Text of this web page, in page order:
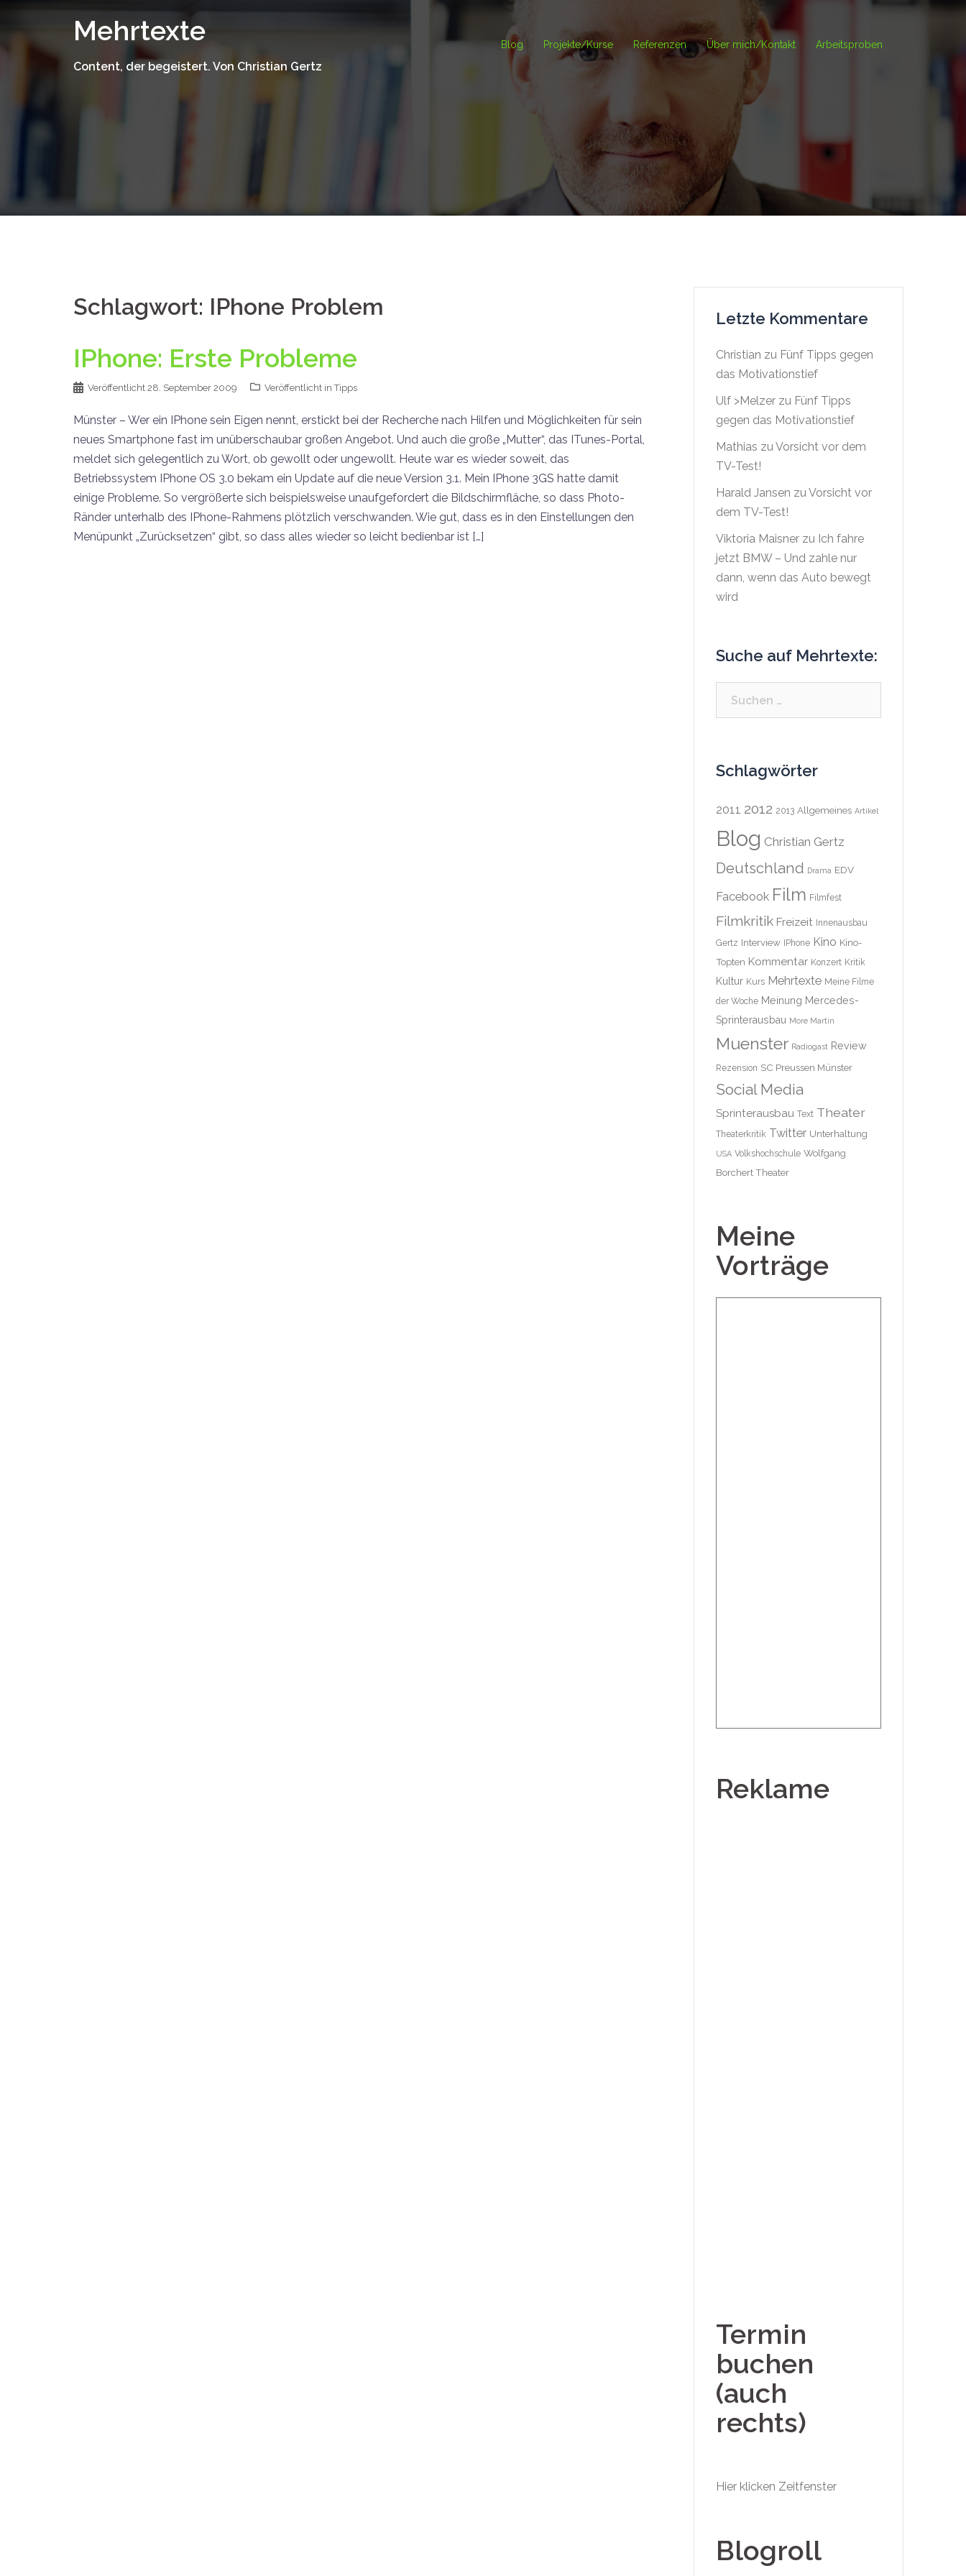
springen
Mehrtexte
Content, der begeistert. Von Christian Gertz
Blog Projekte/Kurse Referenzen Über mich/Kontakt Arbeitsproben
Schlagwort: IPhone Problem
IPhone: Erste Probleme
Veröffentlicht 28. September 2009 Veröffentlicht inTipps
Münster – Wer ein IPhone sein Eigen nennt, erstickt bei der Recherche nach Hilfen und Möglichkeiten für sein
neues Smartphone fast im unüberschaubar großen Angebot. Und auch die große „Mutter“, das ITunes-Portal,
meldet sich gelegentlich zu Wort, ob gewollt oder ungewollt. Heute war es wieder soweit, das
Betriebssystem IPhone OS 3.0 bekam ein Update auf die neue Version 3.1. Mein IPhone 3GS hatte damit
einige Probleme. So vergrößerte sich beispielsweise unaufgefordert die Bildschirmfläche, so dass Photo-
Ränder unterhalb des IPhone-Rahmens plötzlich verschwanden. Wie gut, dass es in den Einstellungen den
Menüpunkt „Zurücksetzen“ gibt, so dass alles wieder so leicht bedienbar ist […]
Letzte Kommentare
Christian zu Fünf Tipps gegen
das Motivationstief
Ulf >Melzerzu Fünf Tipps
gegen das Motivationstief
Mathias zuVorsicht vor dem
TV-Test!
Harald Jansen zuVorsicht vor
dem TV-Test!
Viktoria Maisnerzu Ich fahre
jetzt BMW – Und zahle nur
dann, wenn das Auto bewegt
wird
Suche auf Mehrtexte:
Schlagwörter
2011 2012 2013 Allgemeines Artikel
Blog Christian Gertz
Deutschland Drama EDV
Facebook Film Filmfest
Filmkritik Freizeit
Innenausbau
Gertz Interview IPhone Kino Kino-
Topten Kommentar Konzert Kritik
Kultur Kurs Mehrtexte Meine Filme
der Woche Meinung Mercedes-
Sprinterausbau More Martin
Muenster Radiogast Review
Rezension SC Preussen Münster
Social Media
Sprinterausbau Text Theater
Theaterkritik Twitter Unterhaltung
USA Volkshochschule Wolfgang
Borchert Theater
Meine
Vorträge
Reklame
Termin
buchen
(auch
rechts)
Hier klicken Zeitfenster
Blogroll